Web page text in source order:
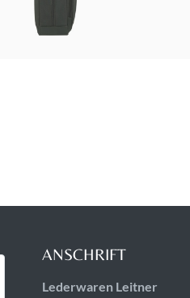
ANSCHRIFT
Lederwaren Leitner